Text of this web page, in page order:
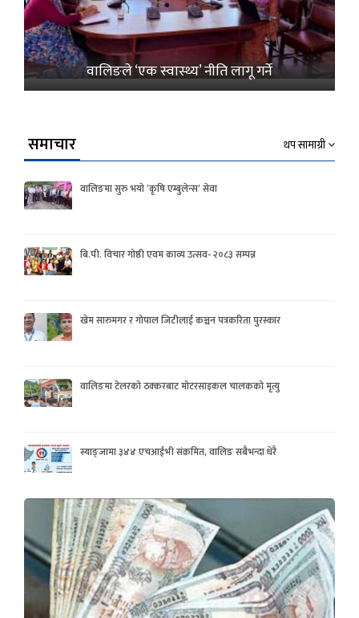
वालिङले ‘एक स्वास्थ्य’ नीति लागू गर्ने
समाचार थप सामाग्री
वालिङमा सुरु भयो ‘कृषि एम्बुलेन्स’ सेवा
बि.पी. विचार गोष्ठी एवम काव्य उत्सव- २०८३ सम्पन्न
खेम सारुमगर र गोपाल जिटीलाई कञ्चन पत्रकरिता पुरस्कार
वालिङमा टेलरको ठक्करबाट मोटरसाइकल चालकको मृत्यु
स्याङ्जामा ३४४ एचआईभी संक्रमित, वालिङ सबैभन्दा धेरै